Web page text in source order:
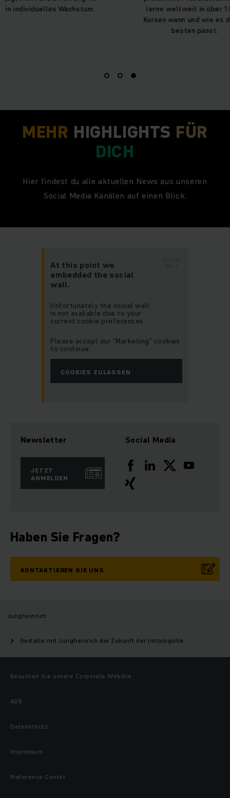
Wachstum.
lerne weltweit in über 1.000
Kursen wann und wie es dir am
besten passt.
MEHR HIGHLIGHTS FÜR
DICH
Hier findest du alle aktuellen News aus unseren
Social Media Kanälen auf einen Blick.
At this point we
embedded the social
wall.
Unfortunately the social wall
is not available due to your
current cookie preferences.
Please accept our “Marketing” cookies
to continue.
COOKIES ZULASSEN
Newsletter
JETZT
ANMELDEN
Social Media
Haben Sie Fragen?
KONTAKTIEREN SIE UNS
Jungheinrich
Gestalte mit Jungheinrich die Zukunft der Intralogistik
Besuchen Sie unsere Corporate Website
AGB
Datenschutz
Impressum
Preference Center